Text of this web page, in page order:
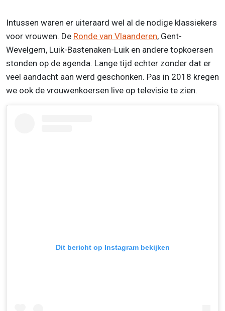
Intussen waren er uiteraard wel al de nodige klassiekers
voor vrouwen. De Ronde van Vlaanderen, Gent-
Wevelgem, Luik-Bastenaken-Luik en andere topkoersen
stonden op de agenda. Lange tijd echter zonder dat er
veel aandacht aan werd geschonken. Pas in 2018 kregen
we ook de vrouwenkoersen live op televisie te zien.
Dit bericht op Instagram bekijken